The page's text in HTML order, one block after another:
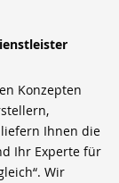
Konzepten
Ihnen die
Ihr Experte für
Wir